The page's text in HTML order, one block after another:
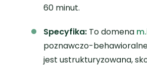
60 minut.
Specyfika: To domena
poznawczo-
jest ustrukturyzowana,